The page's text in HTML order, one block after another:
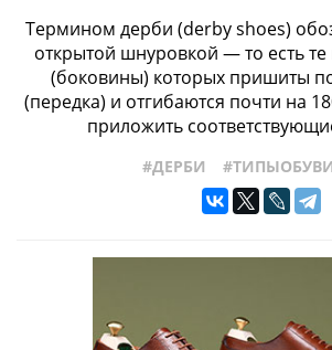
Термином дерби (derby shoes)
открытой шнуровкой — то есть
(боковины) которых пришиты
(передка) и отгибаются почти на
приложить
#ДЕРБИ #ТИПЫОБУВИ